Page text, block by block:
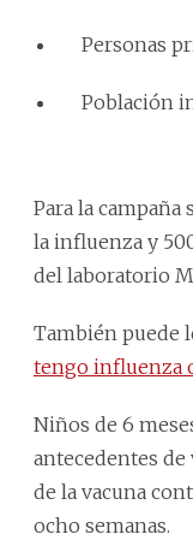
Personas
Población
Para la campaña
la influenza y
del laboratorio
También puede
tengo influenza
Niños de 6
antecedentes
de la vacuna
ocho semanas.